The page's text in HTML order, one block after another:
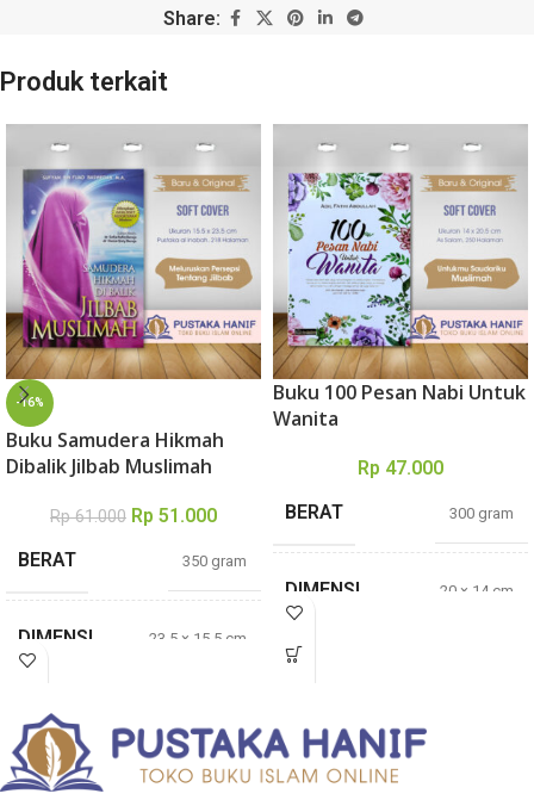
Share:
Produk terkait
-16%
Buku Samudera Hikmah
Dibalik Jilbab Muslimah
Rp61.000 Rp 51.000
BERAT 350 gram
DIMENSI 23,5 × 15,5 cm
TEBAL
Buku 100 Pesan Nabi Untuk
Wanita
Rp 47.000
BERAT
300 gram
DIMENSI 20 × 14 cm
TEBAL
PENULIS